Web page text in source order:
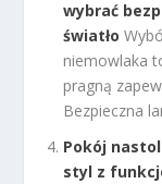
wybrać
światło
niemowlaka
pragną
Bezpieczna
Pokój
styl z